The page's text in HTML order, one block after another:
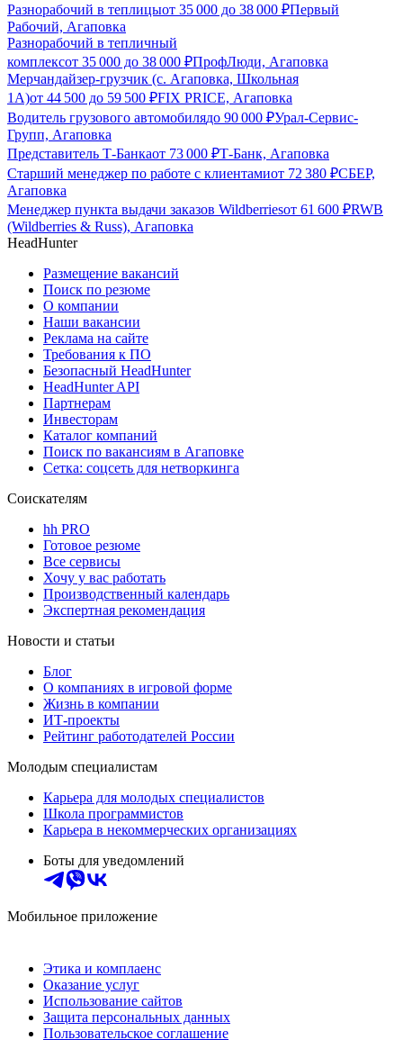
Разнорабочий в теплицыот 35 000 до 38 000 ₽Первый
Рабочий, Агаповка
Разнорабочий в тепличный
комплексот 35 000 до 38 000 ₽ПрофЛюди, Агаповка
Мерчандайзер-грузчик (с. Агаповка, Школьная
1А)от 44 500 до 59 500 ₽FIX PRICE, Агаповка
Водитель грузового автомобилядо 90 000 ₽Урал-Сервис-
Групп, Агаповка
Представитель Т-Банкаот 73 000 ₽Т-Банк, Агаповка
Старший менеджер по работе с клиентамиот 72 380 ₽СБЕР,
Агаповка
Менеджер пункта выдачи заказов Wildberriesот 61 600 ₽RWB
(Wildberries & Russ), Агаповка
HeadHunter
Размещение вакансий
Поиск по резюме
О компании
Наши вакансии
Реклама на сайте
Требования к ПО
Безопасный HeadHunter
HeadHunter API
Партнерам
Инвесторам
Каталог компаний
Поиск по вакансиям в Агаповке
Сетка: соцсеть для нетворкинга
Соискателям
hh PRO
Готовое резюме
Все сервисы
Хочу у вас работать
Производственный календарь
Экспертная рекомендация
Новости и статьи
Блог
О компаниях в игровой форме
Жизнь в компании
ИТ-проекты
Рейтинг работодателей России
Молодым специалистам
Карьера для молодых специалистов
Школа программистов
Карьера в некоммерческих организациях
Боты для уведомлений
Мобильное приложение
Этика и комплаенс
Оказание услуг
Использование сайтов
Защита персональных данных
Пользовательское соглашение